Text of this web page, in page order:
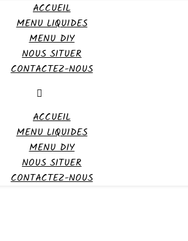
ACCUEIL
MENU LIQUIDES
MENU DIY
NOUS SITUER
CONTACTEZ-NOUS
ACCUEIL
MENU LIQUIDES
MENU DIY
NOUS SITUER
CONTACTEZ-NOUS